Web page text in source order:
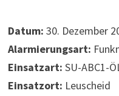
Datum: 30. Dezember
Alarmierungsart:
Einsatzart: SU-ABC1-
Einsatzort: Leuscheid